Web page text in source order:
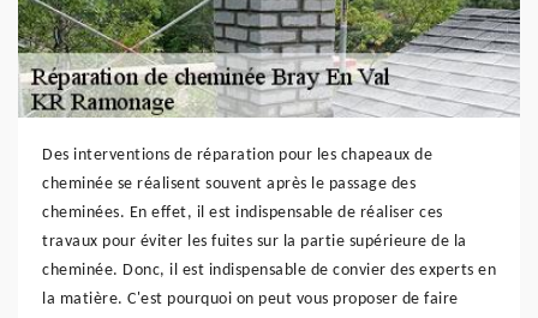
Des interventions de réparation pour les chapeaux de
cheminée se réalisent souvent après le passage des
cheminées. En effet, il est indispensable de réaliser ces
travaux pour éviter les fuites sur la partie supérieure de la
cheminée. Donc, il est indispensable de convier des experts en
la matière. C'est pourquoi on peut vous proposer de faire